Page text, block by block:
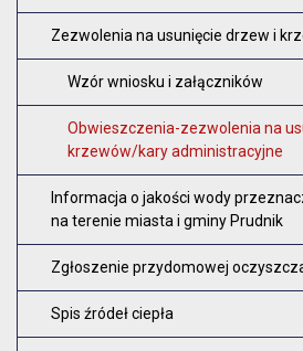
Zezwolenia na usunięcie drzew i
Wzór wniosku i załączników
Obwieszczenia-zezwolenia na
krzewów/kary administracyjne
Informacja o jakości wody
na terenie miasta i gminy Prudnik
Zgłoszenie przydomowej
Spis źródeł ciepła